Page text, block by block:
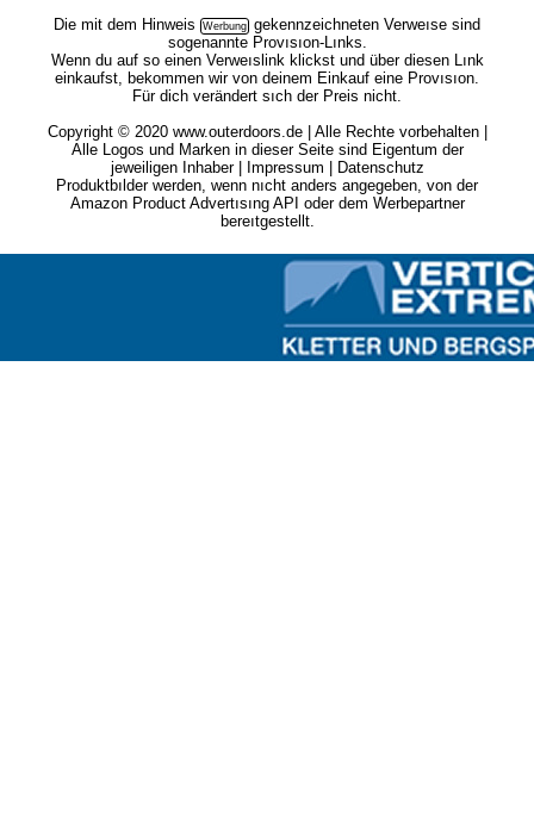
Die mit dem Hinweis
gekennzeichneten Verweıse sind
sogenannte Provısıon-Lınks.
Wenn du auf so einen Verweıslink klickst und über diesen Lınk
einkaufst, bekommen wir von deinem Einkauf eine Provısıon.
Für dich verändert sıch der Preis nicht.
Copyright © 2020 www.outerdoors.de | Alle Rechte vorbehalten |
Alle Logos und Marken in dieser Seite sind Eigentum der
jeweiligen Inhaber |
Impressum
Datenschutz
Produktbılder werden, wenn nıcht anders angegeben, von der
Amazon Product Advertısıng API oder dem Werbepartner
bereıtgestellt.